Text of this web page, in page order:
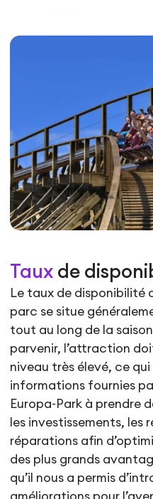
Taux de
Le taux de
parc se situe
tout au long de la
parvenir, l’attraction
niveau très élevé, ce
informations fournies
Europa-Park à prendre
les investissements, les
réparations afin
des plus grands
qu’il nous a permis
améliorations pour